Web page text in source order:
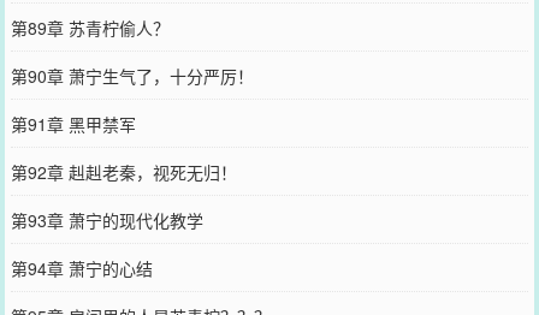
第89章 苏青柠偷人？
第90章 萧宁生气了，十分严厉！
第91章 黑甲禁军
第92章 赳赳老秦，视死无归！
第93章 萧宁的现代化教学
第94章 萧宁的心结